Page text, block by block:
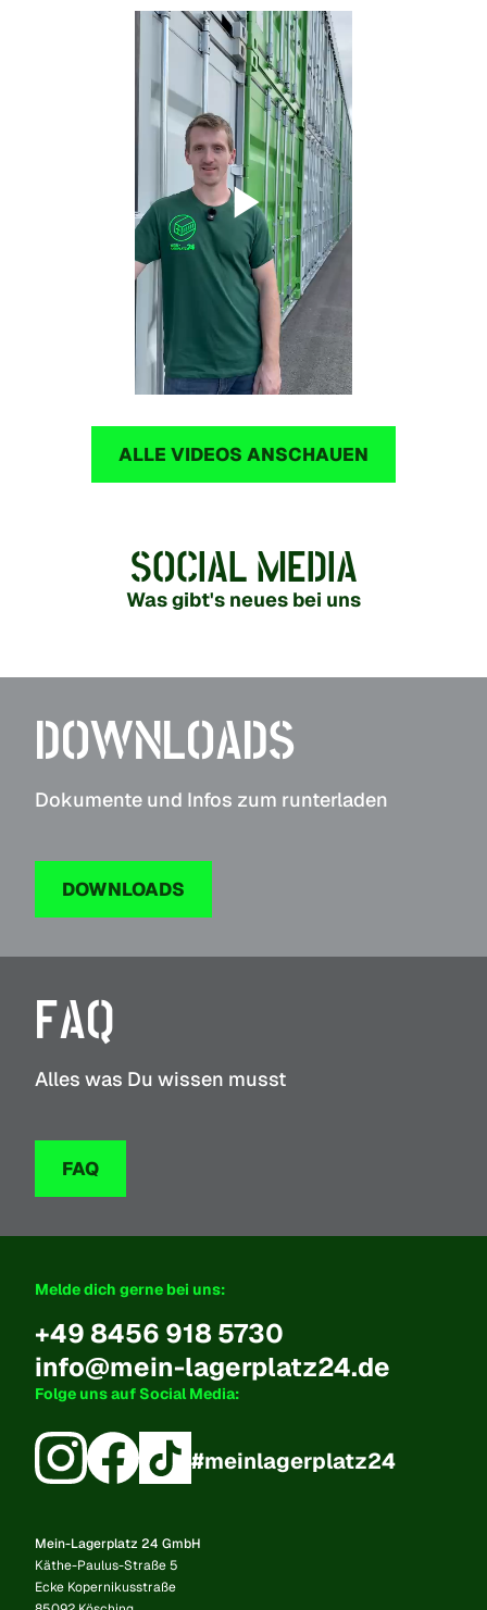
Play
Video
ALLE VIDEOS ANSCHAUEN
SOCIAL MEDIA
Was gibt's neues bei uns
DOWNLOADS
Dokumente und Infos zum runterladen
DOWNLOADS
FAQ
Alles was Du wissen musst
FAQ
Melde dich gerne bei uns:
+49 8456 918 5730
info@mein-lagerplatz24.de
Folge uns auf Social Media:
#meinlagerplatz24
Mein-Lagerplatz 24 GmbH
Käthe-Paulus-Straße 5
Ecke Kopernikusstraße